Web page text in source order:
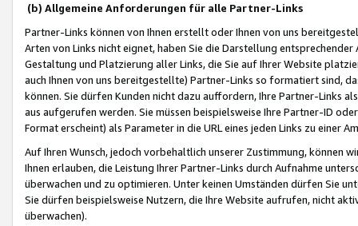
(b) Allgemeine Anforderungen für alle Partner-Links
Partner-Links können von Ihnen erstellt oder Ihnen von uns
Arten von Links nicht eignet, haben Sie die Darstellung
Gestaltung und Platzierung aller Links, die Sie auf Ihrer Website
auch Ihnen von uns bereitgestellte) Partner-Links so formatiert sind,
können. Sie dürfen Kunden nicht dazu auffordern, Ihre Partner-Links
aus aufgerufen werden. Sie müssen beispielsweise Ihre Partner-ID
Format erscheint) als Parameter in die URL eines jeden Links zu einer
Auf Ihren Wunsch, jedoch vorbehaltlich unserer Zustimmung, können
Ihnen erlauben, die Leistung Ihrer Partner-Links durch Aufnahme
überwachen und zu optimieren. Unter keinen Umständen dürfen Sie
Sie dürfen beispielsweise Nutzern, die Ihre Website aufrufen, nicht
überwachen).